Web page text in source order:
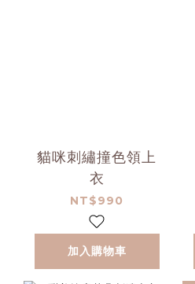
貓咪刺繡撞色領上
衣
NT$990
加入購物車